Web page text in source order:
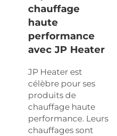
chauffage
haute
performance
avec JP Heater
JP Heater est
célèbre pour ses
produits de
chauffage haute
performance. Leurs
chauffages sont